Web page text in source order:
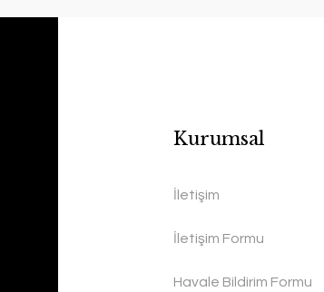
Kurumsal
İletişim
İletişim Formu
Havale Bildirim Formu